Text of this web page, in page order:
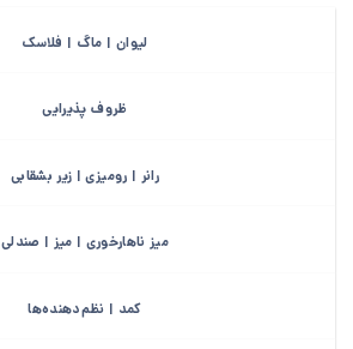
لیوان | ماگ | فلاسک
ظروف پذیرایی
رانر | رومیزی | زیر بشقابی
میز ناهارخوری | میز | صندلی
کمد | نظم‌دهنده‌ها